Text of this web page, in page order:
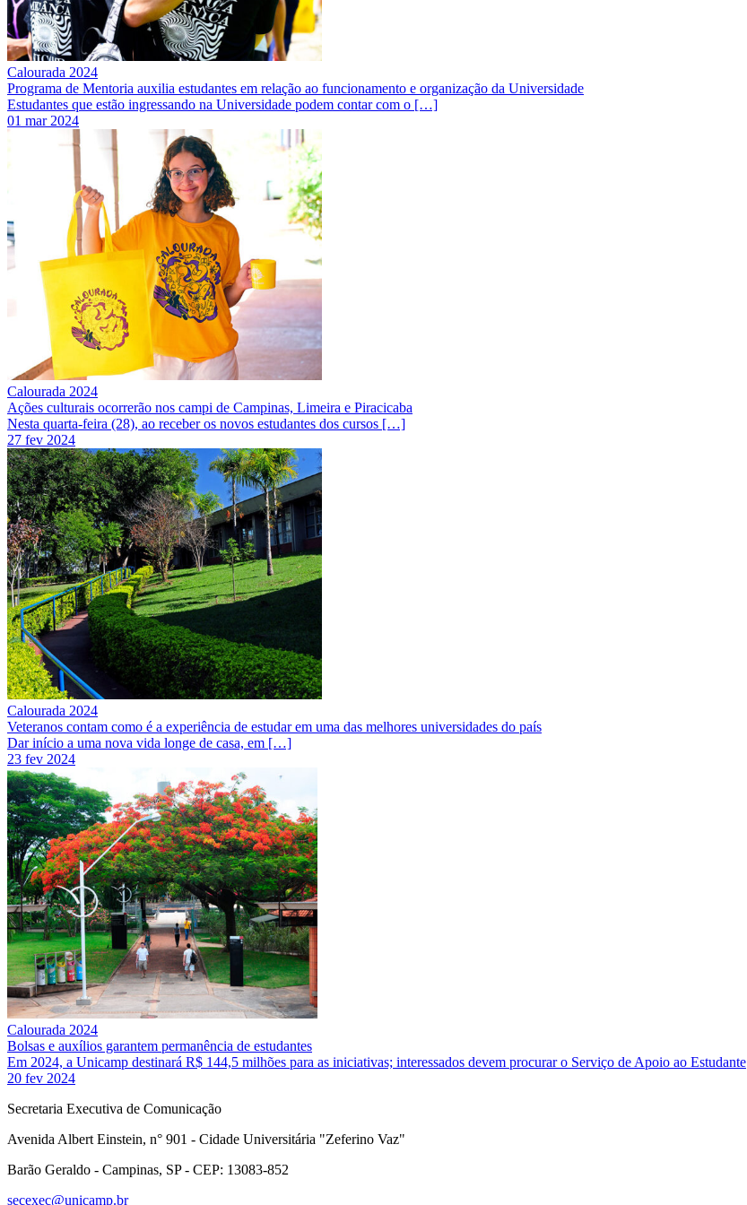
Calourada 2024
Programa de Mentoria auxilia estudantes em relação ao funcionamento e organização da Universidade
Estudantes que estão ingressando na Universidade podem contar com o […]
01 mar 2024
Calourada 2024
Ações culturais ocorrerão nos campi de Campinas, Limeira e Piracicaba
Nesta quarta-feira (28), ao receber os novos estudantes dos cursos […]
27 fev 2024
Calourada 2024
Veteranos contam como é a experiência de estudar em uma das melhores universidades do país
Dar início a uma nova vida longe de casa, em […]
23 fev 2024
Calourada 2024
Bolsas e auxílios garantem permanência de estudantes
Em 2024, a Unicamp destinará R$ 144,5 milhões para as iniciativas; interessados devem procurar o Serviço de Apoio ao Estudante
20 fev 2024
Secretaria Executiva de Comunicação
Avenida Albert Einstein, n° 901 - Cidade Universitária "Zeferino Vaz"
Barão Geraldo - Campinas, SP - CEP: 13083-852
secexec@unicamp.br